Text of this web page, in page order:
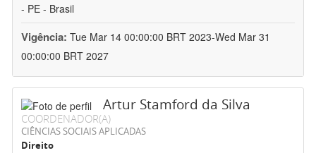
- PE - Brasil
Vigência: Tue Mar 14 00:00:00 BRT 2023-Wed Mar 31
00:00:00 BRT 2027
Artur Stamford da Silva
COORDENADOR(A)
CIÊNCIAS SOCIAIS APLICADAS
Direito